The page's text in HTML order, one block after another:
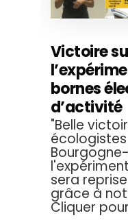
Victoire
bornes
d’activité
"Belle
écologistes
sera
grâce à
Cliquer